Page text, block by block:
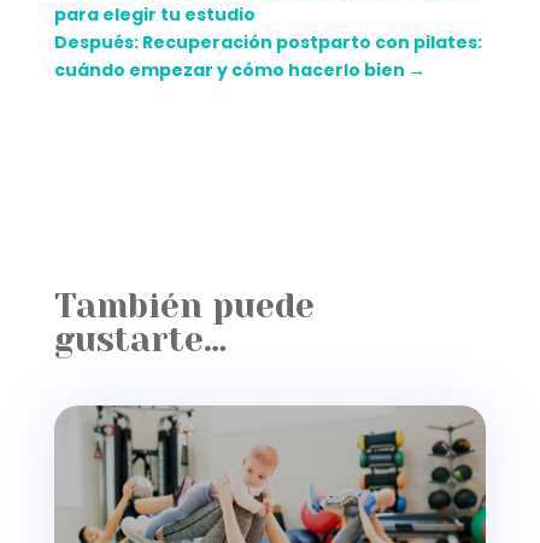
para elegir tu estudio
Después: Recuperación postparto con pilates:
cuándo empezar y cómo hacerlo bien →
También puede
gustarte…